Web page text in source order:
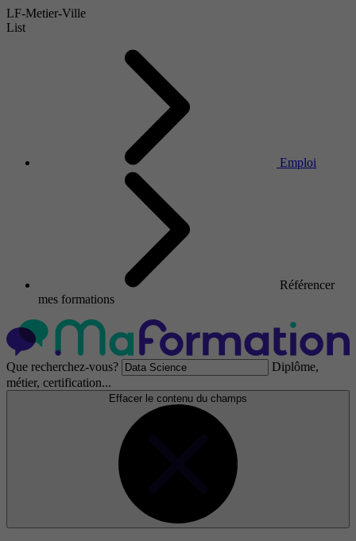
LF-Metier-Ville
List
Emploi
Référencer
mes formations
Que recherchez-vous?
Diplôme,
métier, certification...
Effacer le contenu du champs